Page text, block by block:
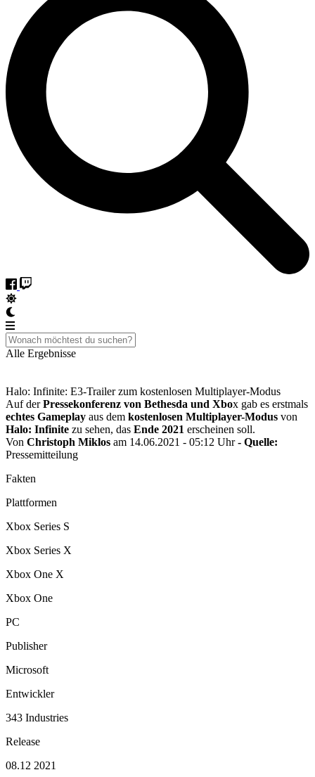
Alle Ergebnisse
Halo: Infinite: E3-Trailer zum kostenlosen Multiplayer-Modus
Auf derPressekonferenz von Bethesda und Xbox gab es erstmals
echtes Gameplay aus dem kostenlosen Multiplayer-Modus von
Halo: Infinite zu sehen, das Ende 2021 erscheinen soll.
Von Christoph Miklos am 14.06.2021 - 05:12 Uhr- Quelle:
Pressemitteilung
Fakten
Plattformen
Xbox Series S
Xbox Series X
Xbox One X
Xbox One
PC
Publisher
Microsoft
Entwickler
343 Industries
Release
08.12 2021